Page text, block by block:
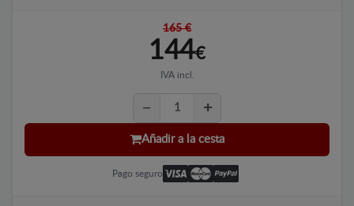
165 €
144€
IVA incl.
Añadir a la cesta
Pago seguro